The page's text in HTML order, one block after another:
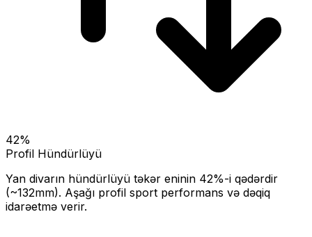
42%
Profil Hündürlüyü
Yan divarın hündürlüyü təkər eninin 42%-i qədərdir
(~132mm). Aşağı profil sport performans və dəqiq
idarəetmə verir.